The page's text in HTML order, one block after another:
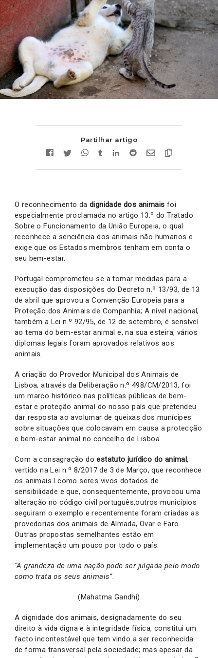
Partilhar artigo
O reconhecimento da dignidade dos animais foi
especialmente proclamada no artigo 13.º do Tratado
Sobre o Funcionamento da União Europeia, o qual
reconhece a senciência dos animais não humanos e
exige que os Estados membros tenham em conta o
seu bem-estar.
Portugal comprometeu-se a tomar medidas para a
execução das disposições do Decreto n.º 13/93, de 13
de abril que aprovou a Convenção Europeia para a
Proteção dos Animais de Companhia; A nível nacional,
também a Lei n.º 92/95, de 12 de setembro, é sensível
ao tema do bem-estar animal e, na sua esteira, vários
diplomas legais foram aprovados relativos aos
animais.
A criação do Provedor Municipal dos Animais de
Lisboa, através da Deliberação n.º 498/CM/2013, foi
um marco histórico nas políticas públicas de bem-
estar e proteção animal do nosso país que pretendeu
dar resposta ao avolumar de queixas dos munícipes
sobre situações que colocavam em causa a protecção
e bem-estar animal no concelho de Lisboa.
Com a consagração do estatuto jurídico do animal,
vertido na Lei n.º 8/2017 de 3 de Março, que reconhece
os animais l como seres vivos dotados de
sensibilidade e que, consequentemente, provocou uma
alteração no código civil português,outros municípios
seguiram o exemplo e recentemente foram criadas as
provedorias dos animais de Almada, Ovar e Faro.
Outras propostas semelhantes estão em
implementação um pouco por todo o país.
“A grandeza de uma nação pode ser julgada pelo modo
como trata os seus animais”.
(Mahatma Gandhi)
A dignidade dos animais, designadamente do seu
direito à vida digna e à integridade física, constitui um
facto incontestável que tem vindo a ser reconhecida
de forma transversal pela sociedade; mas apesar da